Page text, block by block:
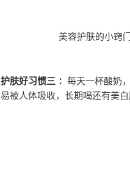
美容护肤的小窍
护肤好习惯三 ： 每天一杯酸奶
易被人体吸收，长期喝还有美白